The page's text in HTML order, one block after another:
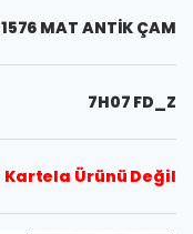
1576 MAT ANTİK ÇAM
7H07 FD_Z
Kartela Ürünü Değil